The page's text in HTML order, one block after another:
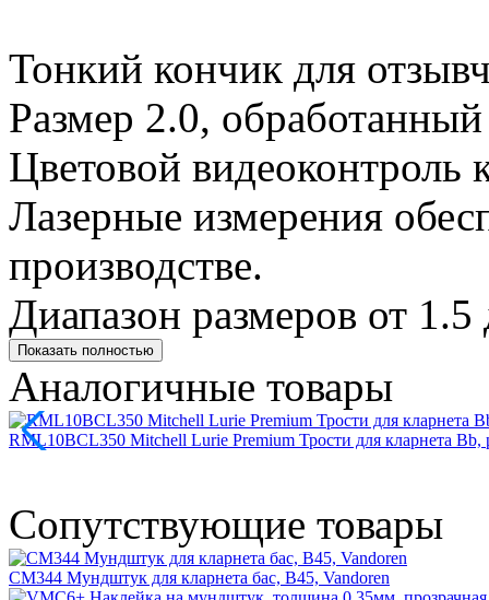
Тонкий кончик для
Размер 2.0,
Цветовой видеоконтроль
Лазерные измерения
производстве.
Диапазон размеров от 1.5
Показать полностью
Аналогичные товары
RML10BCL350 Mitchell Lurie Premium Трости для кларнета Bb,
Сопутствующие товары
CM344 Мундштук для кларнета бас, B45, Vandoren